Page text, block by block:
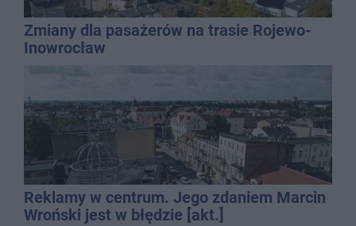
Zmiany dla pasażerów na trasie Rojewo-
Inowrocław
Reklamy w centrum. Jego zdaniem Marcin
Wroński jest w błędzie [akt.]